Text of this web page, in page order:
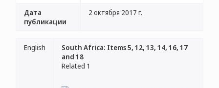
Дата
публикации
2 октября 2017 г.
English
South Africa: Items 5, 12, 13, 14, 16, 17
and 18
Related 1